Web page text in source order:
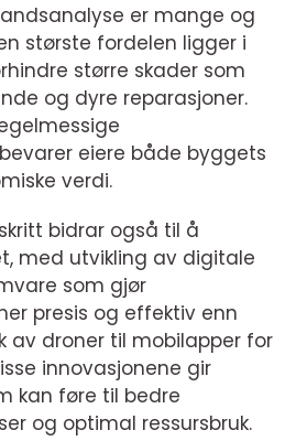
er mange og
største fordelen ligger i
større skader som
og dyre reparasjoner.
eiere både byggets
verdi.
bidrar også til å
med utvikling av digitale
som gjør
presis og effektiv enn
av droner til mobilapper for
innovasjonene gir
kan føre til bedre
og optimal ressursbruk.